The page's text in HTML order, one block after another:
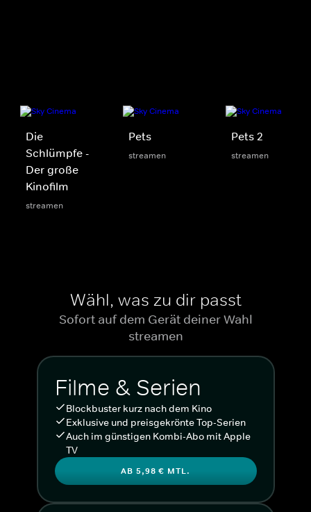
Die
Schlümpfe -
Der große
Kinofilm
streamen
Pets
streamen
Pets 2
streamen
Wähl, was zu dir passt
Sofort auf dem Gerät deiner Wahl
streamen
Filme & Serien
Blockbuster kurz nach dem Kino
Exklusive und preisgekrönte Top-Serien
Auch im günstigen Kombi-Abo mit Apple
TV
AB 5,98 € MTL.